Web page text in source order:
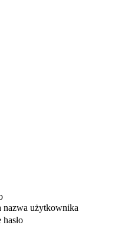
nazwa użytkownika